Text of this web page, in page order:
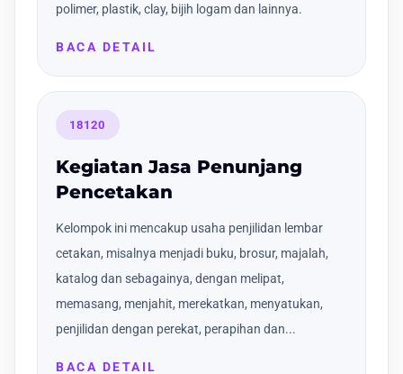
polimer, plastik, clay, bijih logam dan lainnya.
BACA DETAIL
18120
Kegiatan Jasa Penunjang
Pencetakan
Kelompok ini mencakup usaha penjilidan lembar
cetakan, misalnya menjadi buku, brosur, majalah,
katalog dan sebagainya, dengan melipat,
memasang, menjahit, merekatkan, menyatukan,
penjilidan dengan perekat, perapihan dan...
BACA DETAIL